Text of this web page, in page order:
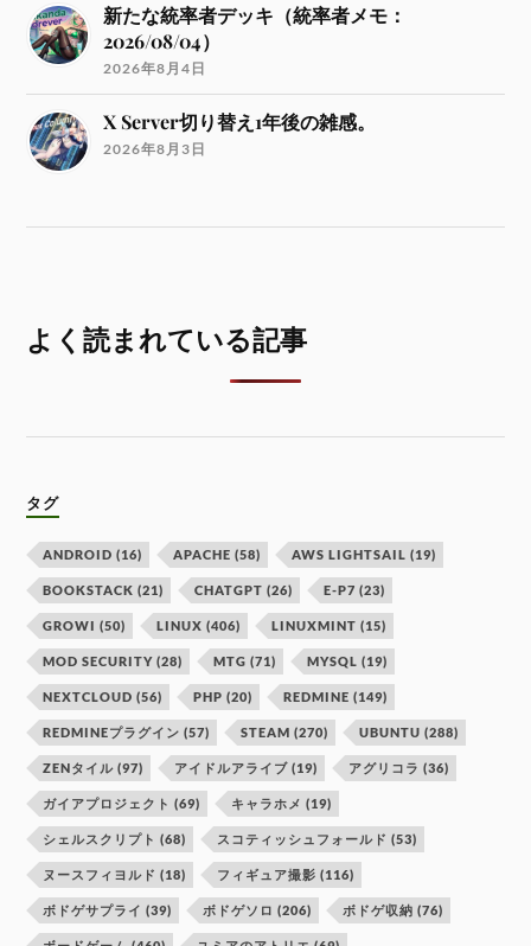
新たな統率者デッキ（統率者メモ：
2026/08/04）
2026年8月4日
X Server切り替え1年後の雑感。
2026年8月3日
よく読まれている記事
タグ
ANDROID (16) APACHE (58) AWS LIGHTSAIL (19)
BOOKSTACK (21) CHATGPT (26) E-P7 (23)
GROWI (50) LINUX (406) LINUXMINT (15)
MOD SECURITY (28) MTG (71) MYSQL (19)
NEXTCLOUD (56) PHP (20) REDMINE (149)
REDMINEプラグイン (57) STEAM (270) UBUNTU (288)
ZENタイル (97) アイドルアライブ (19) アグリコラ (36)
ガイアプロジェクト (69) キャラホメ (19)
シェルスクリプト (68) スコティッシュフォールド (53)
ヌースフィヨルド (18) フィギュア撮影 (116)
ボドゲサプライ (39) ボドゲソロ (206) ボドゲ収納 (76)